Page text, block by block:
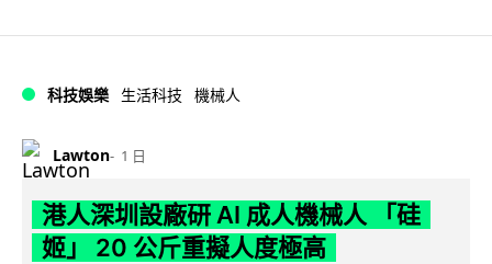
科技娛樂 生活科技 機械人
Lawton 1 日
港人深圳設廠研 AI 成人機械人 「硅
姬」 20 公斤重擬人度極高